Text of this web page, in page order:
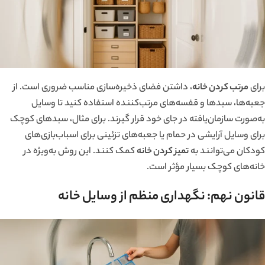
برایمرتب کردن خانه، داشتن فضای ذخیره‌سازی مناسب ضروری است. از
جعبه‌ها، سبدها و قفسه‌های مرتب‌کننده استفاده کنید تا وسایل
به‌صورت سازمان‌یافته در جای خود قرار گیرند. برای مثال، سبدهای کوچک
برای وسایل آرایشی در حمام یا جعبه‌های تزئینی برای اسباب‌بازی‌های
کودکان می‌توانند بهتمیز کردن خانهکمک کنند. این روش به‌ویژه در
خانه‌های کوچک بسیار مؤثر است.
قانون نهم: نگهداری منظم از وسایل خانه